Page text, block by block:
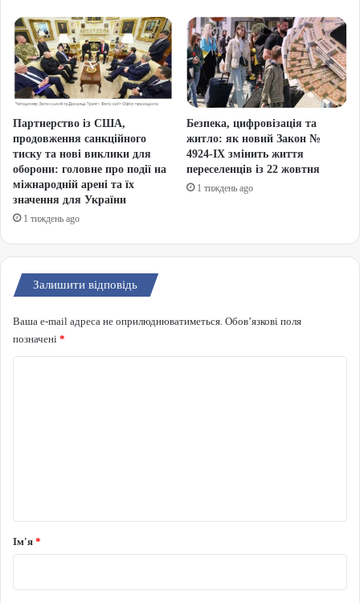
Партнерство із США,
продовження санкційного
тиску та нові виклики для
оборони: головне про події на
міжнародній арені та їх
значення для України
1 тиждень ago
Безпека, цифровізація та
житло: як новий Закон №
4924-IX змінить життя
переселенців із 22 жовтня
1 тиждень ago
Залишити відповідь
Ваша e-mail адреса не оприлюднюватиметься. Обов’язкові поля
позначені *
Ім'я *